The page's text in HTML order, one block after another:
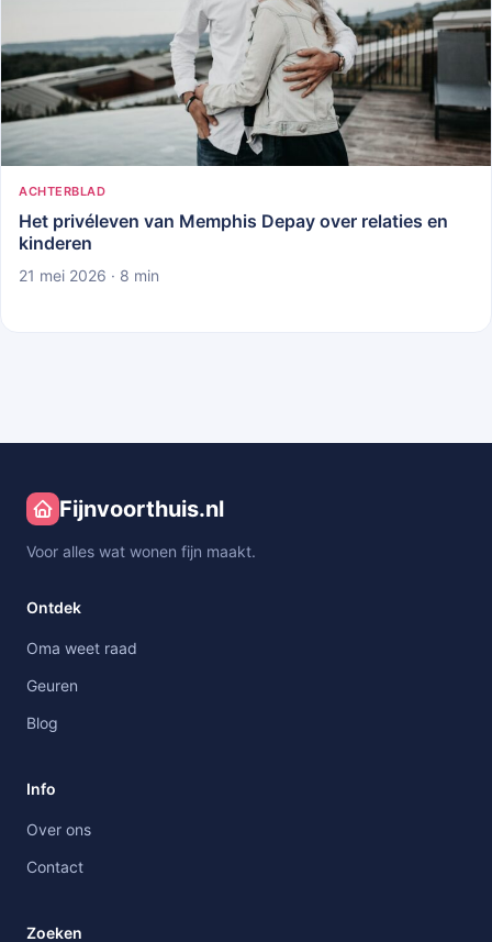
ACHTERBLAD
Het privéleven van Memphis Depay over relaties en
kinderen
21 mei 2026 · 8 min
Fijnvoorthuis.nl
Voor alles wat wonen fijn maakt.
Ontdek
Oma weet raad
Geuren
Blog
Info
Over ons
Contact
Zoeken